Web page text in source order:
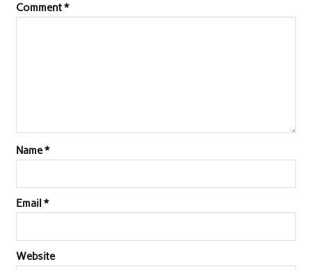
Comment*
Name*
Email *
Website